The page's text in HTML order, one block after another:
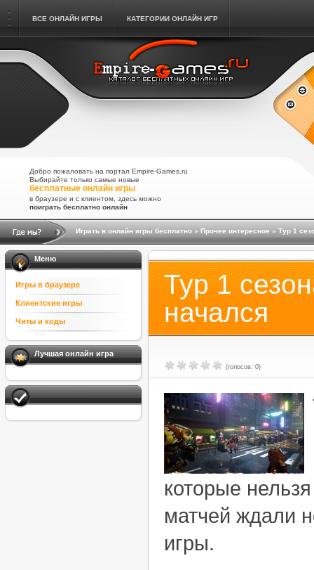
ВСЕ ОНЛАЙН ИГРЫ КАТЕГОРИИ ОНЛАЙН ИГР
Добро пожаловать на портал Empire-Games.ru
Выбирайте только самые новые
бесплатные онлайн игры
в браузере и с клиентом, здесь можно
поиграть бесплатно онлайн
Играть в онлайн игры бесплатно » Прочее интересное » Тур 1
Меню
Игры в браузере
Клиентские игры
Читы и коды
Лучшая онлайн игра
Тур 1
начался
(голосов: 0)
которые
матчей ждали
игры.